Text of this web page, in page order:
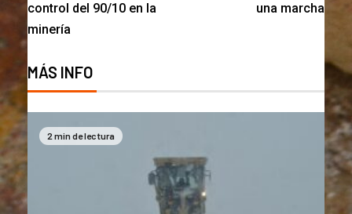
control del 90/10 en la
minería
una marcha
MÁS INFO
2 min de lectura